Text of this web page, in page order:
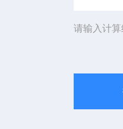
请输入计